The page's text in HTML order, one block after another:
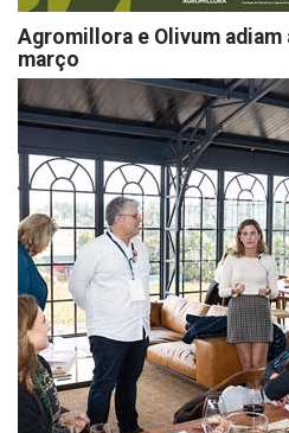
Agromillora e Olivum adiam
março